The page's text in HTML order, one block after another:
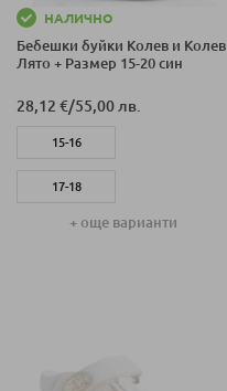
НАЛИЧНО
Бебешки буйки Колев и Колев
Лято + Размер 15-20 син
28,12 €/55,00 лв.
15-16
17-18
19-20
+ още варианти